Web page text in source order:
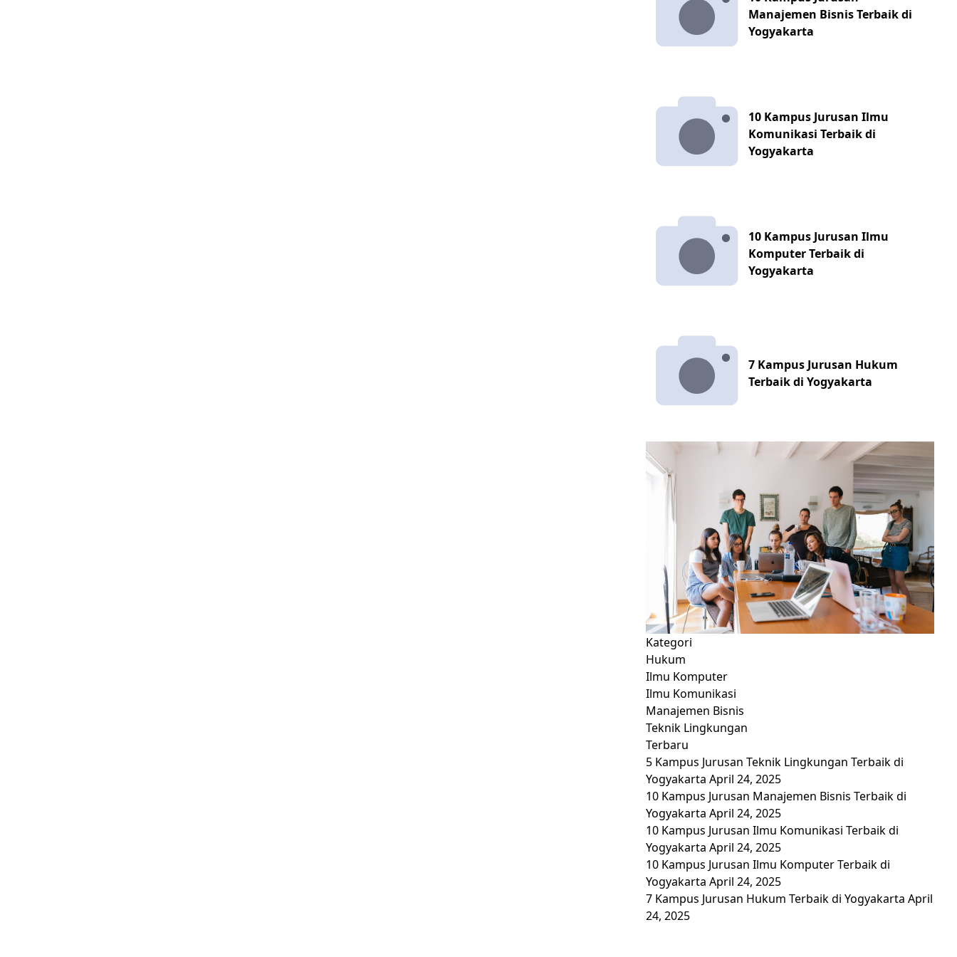
Manajemen Bisnis Terbaik di
Yogyakarta
10 Kampus Jurusan Ilmu
Komunikasi Terbaik di
Yogyakarta
10 Kampus Jurusan Ilmu
Komputer Terbaik di
Yogyakarta
7 Kampus Jurusan Hukum
Terbaik di Yogyakarta
Kategori
Hukum
Ilmu Komputer
Ilmu Komunikasi
Manajemen Bisnis
Teknik Lingkungan
Terbaru
5 Kampus Jurusan Teknik Lingkungan Terbaik di
Yogyakarta April 24, 2025
10 Kampus Jurusan Manajemen Bisnis Terbaik di
Yogyakarta April 24, 2025
10 Kampus Jurusan Ilmu Komunikasi Terbaik di
Yogyakarta April 24, 2025
10 Kampus Jurusan Ilmu Komputer Terbaik di
Yogyakarta April 24, 2025
7 Kampus Jurusan Hukum Terbaik di Yogyakarta April
24, 2025